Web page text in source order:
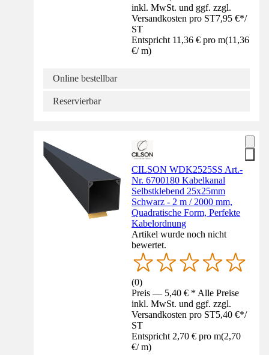
inkl. MwSt. und ggf. zzgl.
Versandkosten pro ST7,95 €*/
ST
Entspricht 11,36 € pro m(11,36
€/ m)
Online bestellbar
Reservierbar
CILSON WDK2525SS Art.-
Nr. 6700180 Kabelkanal
Selbstklebend 25x25mm
Schwarz - 2 m / 2000 mm,
Quadratische Form, Perfekte
Kabelordnung
Artikel wurde noch nicht
bewertet.
(0)
Preis — 5,40 € * Alle Preise
inkl. MwSt. und ggf. zzgl.
Versandkosten pro ST5,40 €*/
ST
Entspricht 2,70 € pro m(2,70
€/ m)